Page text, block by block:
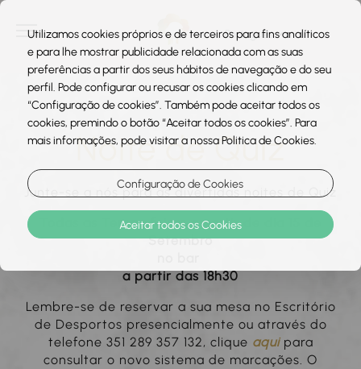
Noite de Quiz
Junte-se a nós para as divertidas noites de Quiz
Todas as Terças-feiras a partir de dia 15 de
Setembro
a partir das 18h30
Lembre-se de reservar a sua mesa no Escritório
de Desportos presencialmente ou através do
telefone 351 289 357 132, clique aquipara
consultar o novo sistema de marcações. O
Utilizamos cookies próprios e de terceiros para fins analíticos
e para lhe mostrar publicidade relacionada com as suas
preferências a partir dos seus hábitos de navegação e do seu
perfil. Pode configurar ou recusar os cookies clicando em
“Configuração de cookies”. Também pode aceitar todos os
cookies, premindo o botão “Aceitar todos os cookies”. Para
mais informações, pode visitar a nossa Politica de Cookies.
Configuração de Cookies
Aceitar todos os Cookies